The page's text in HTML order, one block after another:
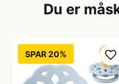
Du er
SPAR 20%